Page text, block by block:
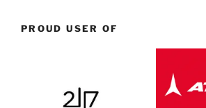
PROUD USER OF